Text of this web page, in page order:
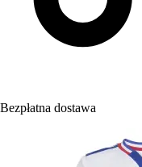
Bezpłatna dostawa